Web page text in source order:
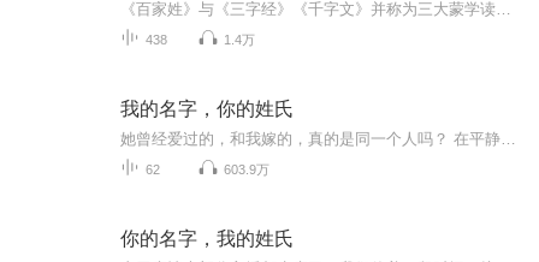
438 1.4万
我的名字，你的姓氏
62 603.9万
你的名字，我的姓氏